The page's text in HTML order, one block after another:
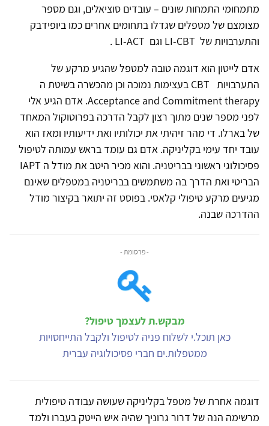
מתמחומי התמחות שונים – עובדים סוציאלים, וגם מספר
מצומצם של מטפלים שגדלו בתחומים אחרים כמו ביופידבק
והתערבויות של LI-CBT וגם LI-ACT
.
אדם לייטון הוא דוגמה טובה למטפל שהגיע מרקע של
התערבויות CBT בעצימות נמוכה וכן מהכשרה בשיטת ה
Acceptance and Commitment therapy. אדם הגיע אלי
לפני מספר שנים מתוך רצון לקבל הדרכה בפרוטוקול המאחד
של בארלו. די מהר זיהיתי את יכולותיו ואת ידיעותיו ומאז הוא
עובד יחד עימי בקליניקה. אדם גם עומד בראש עמותה לטיפול
פסיכולוגי ראשוני בבריטניה. והוא מכיר היטב את מודל ה IAPT
הבריטי ואת הדרך בה משתמשים בבריטניה במטפלים שאינם
מגיעים מרקע טיפולי קלאסי. בפוסט זה יתואר בקיצור מודל
ההדרכה שבנה.
- פרסומת -
מבקש.ת לעצמך טיפול?
כאן תוכל.י לשלוח פניה לטיפול ולקבל התייחסויות
ממטפלות.ים חברי פסיכולוגיה עברית
דוגמה אחרת של מטפל בקליניקה שעושה עבודה טיפולית
מרשימה הנה של דרור גרוניך שהיה איש הייטק בעברו ולמד